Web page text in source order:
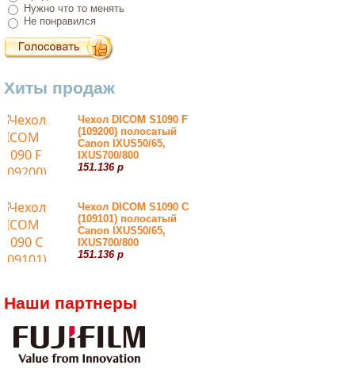
Нужно что то менять
Не понравился
Хиты продаж
Чехол DICOM S1090 F
(109200) полосатый
Canon IXUS50/65,
IXUS700/800
151.136 р
Чехол DICOM S1090 С
(109101) полосатый
Canon IXUS50/65,
IXUS700/800
151.136 р
Наши партнеры